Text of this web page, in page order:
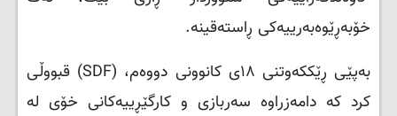
خۆبەڕێوەبەرییەکی ڕاستەقینە.
بەپێی ڕێککەوتنی ۱۸ی کانوونی دووەم، (
SDF) قبووڵی
کرد کە دامەزراوە سەربازی و کارگێڕییەکانی خۆی لە